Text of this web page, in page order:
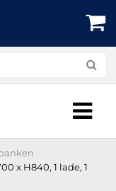
x H840, 1 lade, 1